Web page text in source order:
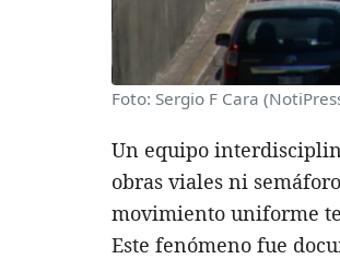
Foto: Sergio F Cara
Un equipo
obras viales ni
movimiento uniforme
Este fenómeno fue